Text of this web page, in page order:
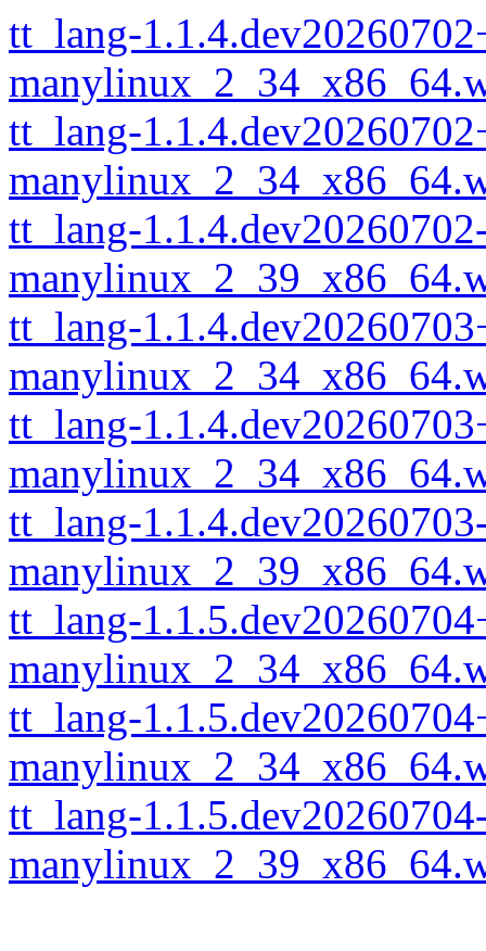
tt_lang-
tt_lang-
tt_lang-
tt_lang-
tt_lang-
tt_lang-
tt_lang-
tt_lang-
tt_lang-